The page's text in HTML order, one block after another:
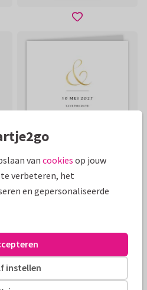
van cookies op jouw
verbeteren, het
en gepersonaliseerde
instellen